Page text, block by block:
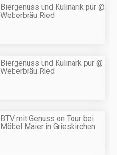
Biergenuss und Kulinarik pur @
Weberbräu Ried
Biergenuss und Kulinark pur @
Weberbräu Ried
BTV mit Genuss on Tour bei
Möbel Maier in Grieskirchen